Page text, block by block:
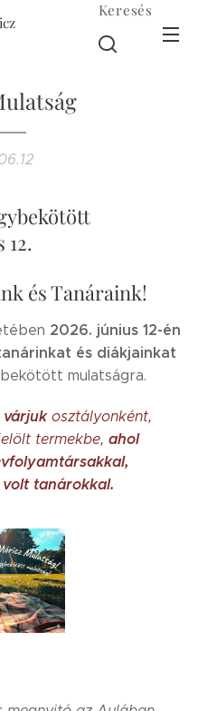
Keresés
és Tanáraink!
2026. június 12-én
és diákjainkat
mulatságra.
várjukosztályonként,
termekbe, ahol
tanárokkal.